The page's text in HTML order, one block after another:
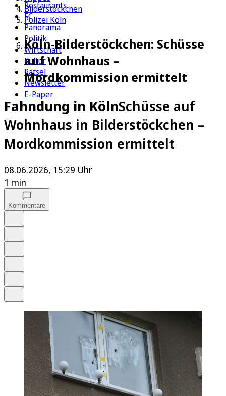
Restaurants
FC
Panorama
Politik
Wirtschaft
Kultur
Rätsel
Newsletter
E-Paper
Bilderstöckchen
Polizei Köln
Köln-Bilderstöckchen: Schüsse
auf Wohnhaus –
Mordkommission ermittelt
Fahndung in KölnSchüsse auf
Wohnhaus in Bilderstöckchen –
Mordkommission ermittelt
08.06.2026, 15:29 Uhr
1 min
Kommentare